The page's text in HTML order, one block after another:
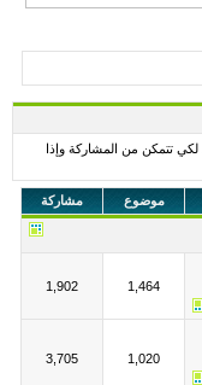
لكي تتمكن من المشاركة وإذا
موضوع مشاركة
1,464
1,902
1,020
3,705